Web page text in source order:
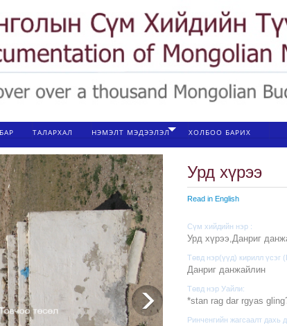
ТАЛАРХАЛ НЭМЭЛТ МЭДЭЭЛЭЛ ХОЛБОО БАРИХ
Урд хүрээ
Read in English
Сүм хийдийн нэр :
Урд хүрээ,Данриг
Төвд нэр(үүд) кирилл үсэг
Данриг данжайлин
Төвд нэр Уайли:
*stan rag dar rgyas
Ринченгийн жагсаалт дахь